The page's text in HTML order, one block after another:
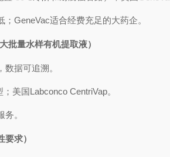
GeneVac适合经费充足的大药企。
批量水样有机提取液）
数据可追溯。
美国Labconco CentriVap。
。
求）